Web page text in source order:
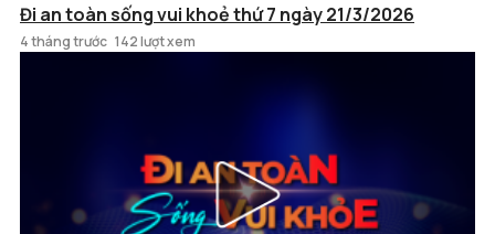
Đi an toàn sống vui khoẻ thứ 7 ngày 21/3/2026
4 tháng trước 142 lượt xem